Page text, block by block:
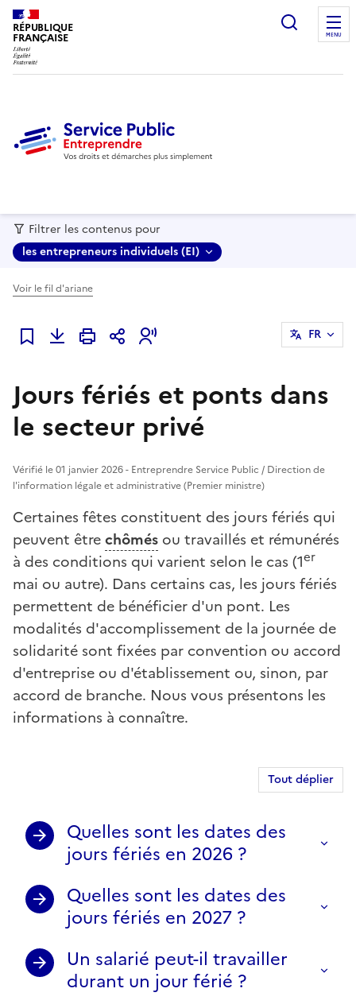
RÉPUBLIQUE
FRANÇAISE MENU
Filtrer les contenus pour
les entrepreneurs individuels (EI)
Voir le fil d'ariane
Ajouter à mes favoris
FR
Jours fériés et ponts dans
le secteur privé
Vérifié le 01 janvier 2026 - Entreprendre Service Public / Direction de
l'information légale et administrative (Premier ministre)
Certaines fêtes constituent des jours fériés qui
peuvent êtrechômés ou travaillés et rémunérés
à des conditions qui varient selon le cas (1er
mai ou autre). Dans certains cas, les jours fériés
permettent de bénéficier d'un pont. Les
modalités d'accomplissement de la journée de
solidarité sont fixées par convention ou accord
d'entreprise ou d'établissement ou, sinon, par
accord de branche. Nous vous présentons les
informations à connaître.
Tout déplier
Quelles sont les dates des
jours fériés en 2026 ?
Quelles sont les dates des
jours fériés en 2027 ?
Un salarié peut-il travailler
durant un jour férié ?